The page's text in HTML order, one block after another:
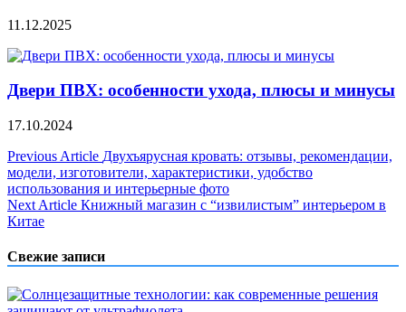
11.12.2025
Двери ПВХ: особенности ухода, плюсы и минусы
17.10.2024
Навигация
по
записям
Previous Article Двухъярусная кровать: отзывы, рекомендации,
модели, изготовители, характеристики, удобство
использования и интерьерные фото
Next Article Книжный магазин с “извилистым” интерьером в
Китае
Свежие записи